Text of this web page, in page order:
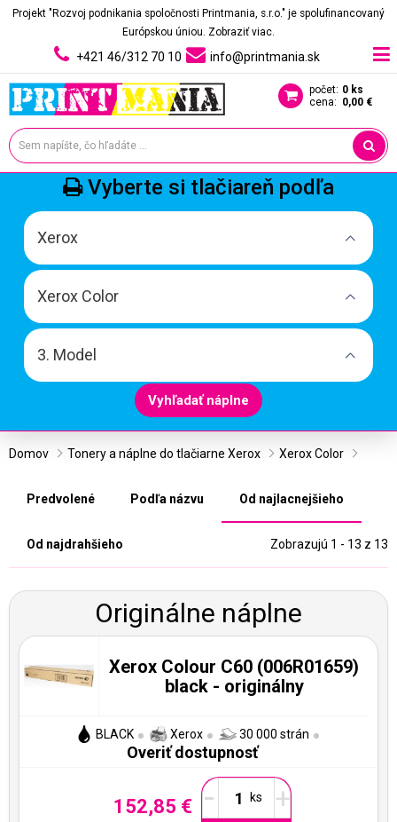
Projekt "Rozvoj podnikania spoločnosti Printmania, s.r.o." je spolufinancovaný
Európskou úniou. Zobraziť viac.
+421 46/312 70 10 info@printmania.sk
počet: 0 ks
cena: 0,00 €
Vyberte si tlačiareň podľa
Xerox
Xerox Color
3. Model
Vyhľadať náplne
Domov Tonery a náplne do tlačiarne Xerox Xerox Color
Predvolené Podľa názvu Od najlacnejšieho
Od najdrahšieho Zobrazujú 1 - 13 z 13
Originálne náplne
Xerox Colour C60 (006R01659)
black - originálny
BLACK Xerox 30 000 strán
Overiť dostupnosť
152,85 € - +